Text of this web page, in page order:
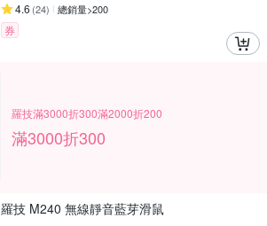
4.6 (24) 總銷量>200
券
羅技滿3000折300滿2000折200
滿3000折300
羅技 M240 無線靜音藍芽滑鼠